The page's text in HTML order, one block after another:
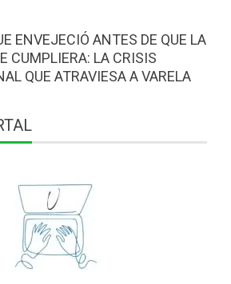
ENVEJECIÓ ANTES DE QUE LA
CUMPLIERA: LA CRISIS
QUE ATRAVIESA A VARELA